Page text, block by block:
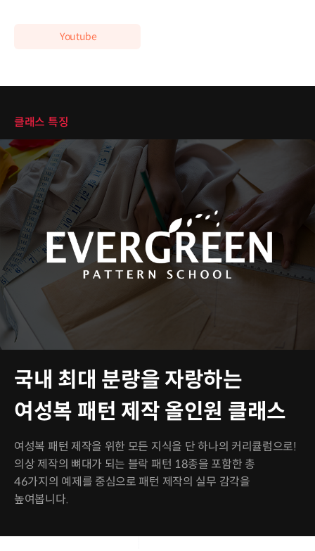
Youtube
클래스 특징
클래스 특징
국내 최대 분량을 자랑하는
여성복 패턴 제작 올인원 클래스
여성복 패턴 제작을 위한 모든 지식을 단 하나의 커리큘럼으로!
의상 제작의 뼈대가 되는 블락 패턴 18종을 포함한 총
46가지의 예제를 중심으로 패턴 제작의 실무 감각을
높여봅니다.